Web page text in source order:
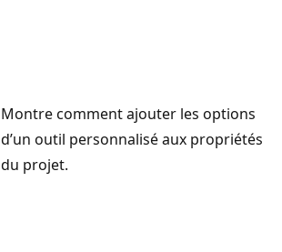
Montre comment ajouter les options
d’un outil personnalisé aux propriétés
du projet.